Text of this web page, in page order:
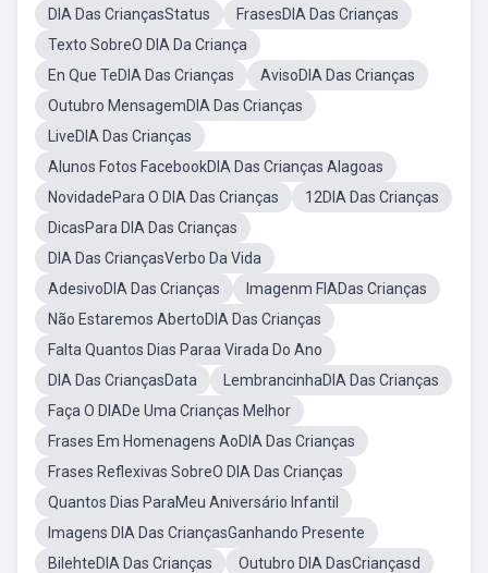
DIA Das CriançasStatus
FrasesDIA Das Crianças
Texto SobreO DIA Da Criança
En Que TeDIA Das Crianças
AvisoDIA Das Crianças
Outubro MensagemDIA Das Crianças
LiveDIA Das Crianças
Alunos Fotos FacebookDIA Das Crianças Alagoas
NovidadePara O DIA Das Crianças
12DIA Das Crianças
DicasPara DIA Das Crianças
DIA Das CriançasVerbo Da Vida
AdesivoDIA Das Crianças
Imagenm FIADas Crianças
Não Estaremos AbertoDIA Das Crianças
Falta Quantos Dias Paraa Virada Do Ano
DIA Das CriançasData
LembrancinhaDIA Das Crianças
Faça O DIADe Uma Crianças Melhor
Frases Em Homenagens AoDIA Das Crianças
Frases Reflexivas SobreO DIA Das Crianças
Quantos Dias ParaMeu Aniversário Infantil
Imagens DIA Das CriançasGanhando Presente
BilehteDIA Das Crianças
Outubro DIA DasCriançasd